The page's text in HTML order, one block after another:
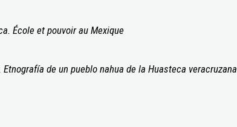
École et pouvoir au Mexique
Etnografía de un pueblo nahua de la Huasteca veracruzana